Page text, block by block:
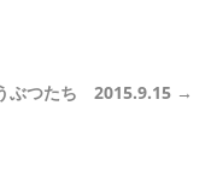
ぶつたち 2015.9.15 →